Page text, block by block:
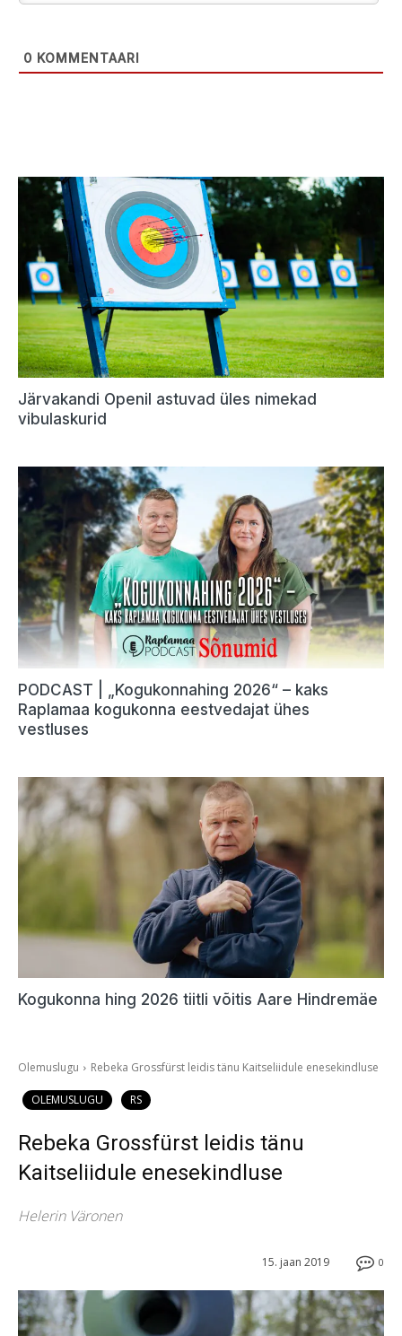
0 KOMMENTAARI
Järvakandi Openil astuvad üles nimekad
vibulaskurid
PODCAST | „Kogukonnahing 2026“ – kaks
Raplamaa kogukonna eestvedajat ühes
vestluses
Kogukonna hing 2026 tiitli võitis Aare Hindremäe